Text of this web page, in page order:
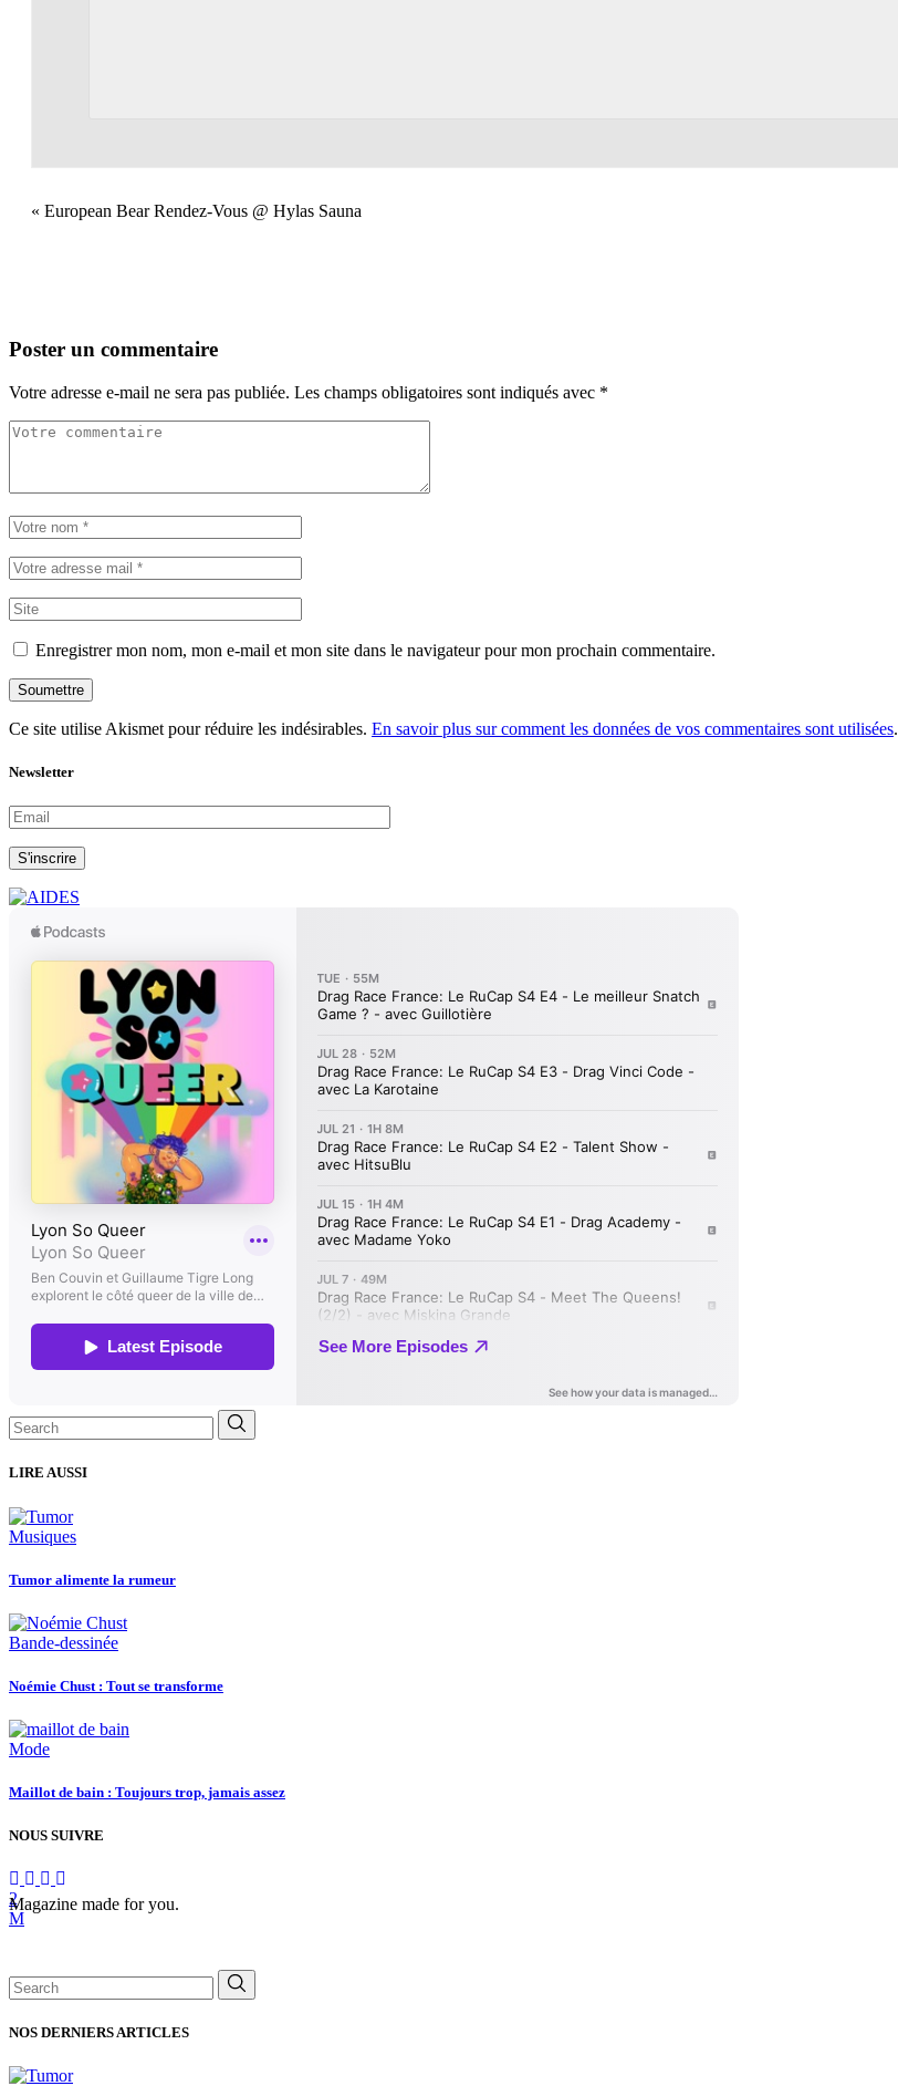
« European Bear Rendez-Vous @ Hylas Sauna
Poster un commentaire
Votre adresse e-mail ne sera pas publiée. Les champs obligatoires sont indiqués avec *
Enregistrer mon nom, mon e-mail et mon site dans le navigateur pour mon prochain commentaire.
Soumettre
Ce site utilise Akismet pour réduire les indésirables. En savoir plus sur comment les données de vos commentaires sont utilisées.
Newsletter
S'inscrire
Search
for:
LIRE AUSSI
Musiques
Tumor alimente la rumeur
Bande-dessinée
Noémie Chust : Tout se transforme
Mode
Maillot de bain : Toujours trop, jamais assez
NOUS SUIVRE
Magazine made for you.
Search
for:
NOS DERNIERS ARTICLES